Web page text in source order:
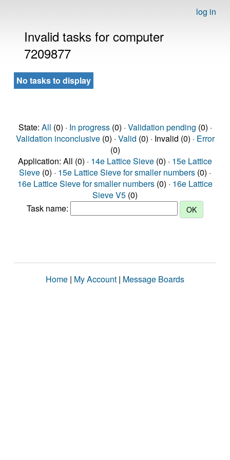
log in
Invalid tasks for computer
7209877
No tasks to display
State: All (0) · In progress(0) · Validation pending (0) ·
Validation inconclusive(0) · Valid (0) · Invalid (0) · Error
(0)
Application: All (0) · 14e Lattice Sieve (0) · 15e Lattice
Sieve (0) · 15e Lattice Sieve for smaller numbers (0) ·
16e Lattice Sieve for smaller numbers (0) · 16e Lattice
Sieve V5 (0)
Task name:
Home | My Account | Message Boards